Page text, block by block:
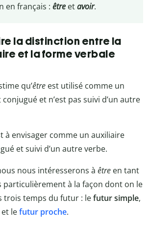
en français : êtreetavoir.
la distinction entre la
et la forme verbale
qu’être est utilisé comme un
et n’est pas suivi d’un autre
à envisager comme un auxiliaire
et suivi d’un autre verbe.
nous intéresserons à être en tant
particulièrement à la façon dont on le
trois temps du futur : lefutur simple,
et lefutur proche.